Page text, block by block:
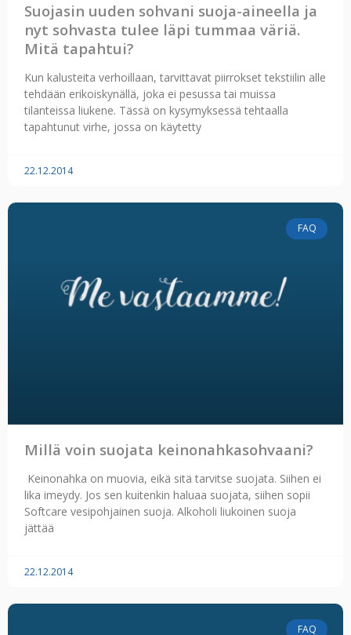
Suojasin uuden sohvani suoja-aineella ja
nyt sohvasta tulee läpi tummaa väriä.
Mitä tapahtui?
Kun kalusteita verhoillaan, tarvittavat piirrokset tekstiilin alle
tehdään erikoiskynällä, joka ei pesussa tai muissa
tilanteissa liukene. Tässä on kysymyksessä tehtaalla
tapahtunut virhe, jossa on käytetty
22.12.2014
FAQ
Millä voin suojata keinonahkasohvaani?
Keinonahka on muovia, eikä sitä tarvitse suojata. Siihen ei
lika imeydy. Jos sen kuitenkin haluaa suojata, siihen sopii
Softcare vesipohjainen suoja. Alkoholi liukoinen suoja
jättää
22.12.2014
FAQ